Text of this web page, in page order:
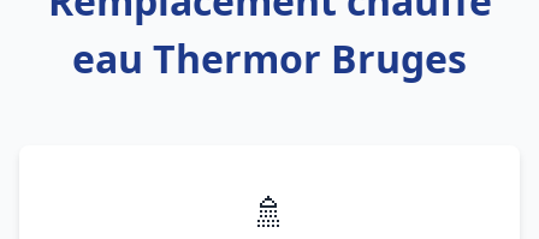
eau Thermor Bruges
🚿